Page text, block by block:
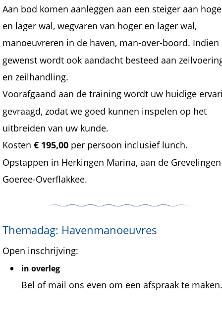
Aan bod komen aanleggen aan een steiger aan
en lager wal, wegvaren van hoger en lager wal,
manoeuvreren in de haven, man-over-boord. Indien
gewenst wordt ook aandacht besteed aan
en zeilhandling.
Voorafgaand aan de training wordt uw huidige
gevraagd, zodat we goed kunnen inspelen op het
uitbreiden van uw kunde.
Kosten € 195,00 per persoon inclusief lunch.
Opstappen in Herkingen Marina, aan de
Goeree-Overflakkee.
Themadag: Havenmanoeuvres
Open inschrijving:
• in overleg
Bel of mail ons even om een afspraak te